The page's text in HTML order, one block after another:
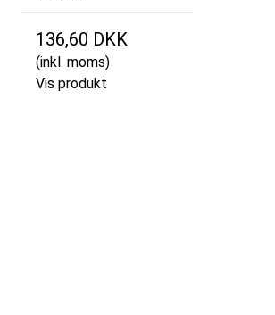
136,60 DKK
(inkl. moms)
Vis produkt